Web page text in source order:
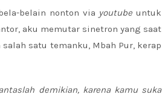
belain nonton via youtube untuk
aku memutar sinetron yang saat
satu temanku, Mbah Pur, kerap
demikian, karena kamu suka